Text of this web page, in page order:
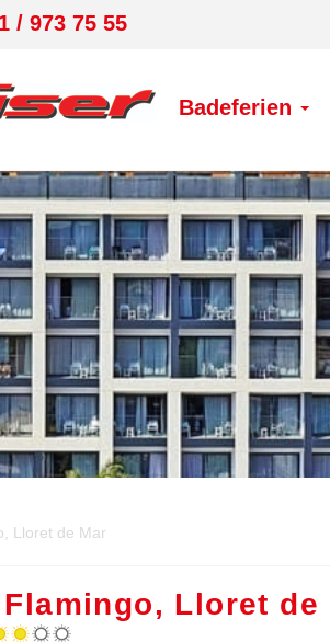
/ 973 75 55
Badeferien
Lloret de Mar
Lloret de